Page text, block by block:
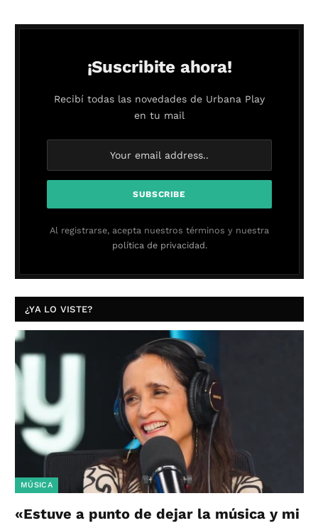
¡Suscribite ahora!
Recibí todas las novedades de Urbana Play
en tu mail
Al registrarse, acepta nuestros términos y nuestra
política de privacidad.
¿YA LO VISTE?
MÚSICA
«Estuve a punto de dejar la música y mi